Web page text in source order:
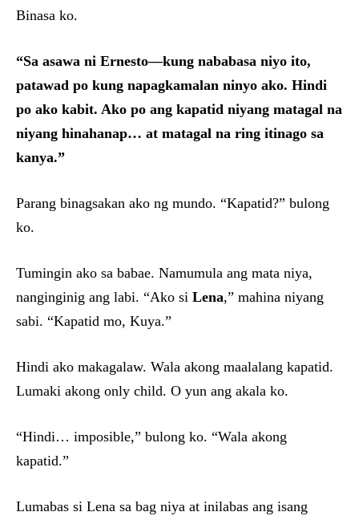
Binasa ko.
“Sa asawa ni Ernesto—kung nababasa niyo ito,
patawad po kung napagkamalan ninyo ako. Hindi
po ako kabit. Ako po ang kapatid niyang matagal na
niyang hinahanap… at matagal na ring itinago sa
kanya.”
Parang binagsakan ako ng mundo. “Kapatid?” bulong
ko.
Tumingin ako sa babae. Namumula ang mata niya,
nanginginig ang labi. “Ako si Lena,” mahina niyang
sabi. “Kapatid mo, Kuya.”
Hindi ako makagalaw. Wala akong maalalang kapatid.
Lumaki akong only child. O yun ang akala ko.
“Hindi… imposible,” bulong ko. “Wala akong
kapatid.”
Lumabas si Lena sa bag niya at inilabas ang isang